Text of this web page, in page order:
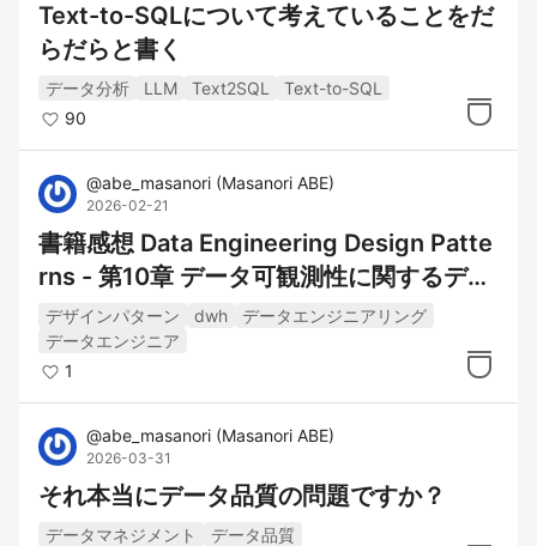
Text-to-SQLについて考えていることをだ
らだらと書く
データ分析 LLM Text2SQL
Text-to-SQL
90
@abe_masanori (Masanori ABE)
2026-02-21
書籍感想 Data Engineering Design Patte
rns - 第10章 データ可観測性に関するデザ
インパターン
デザインパターン dwh
データエンジニアリング
データエンジニア
1
@abe_masanori (Masanori ABE)
2026-03-31
それ本当にデータ品質の問題ですか？
データマネジメント
データ品質